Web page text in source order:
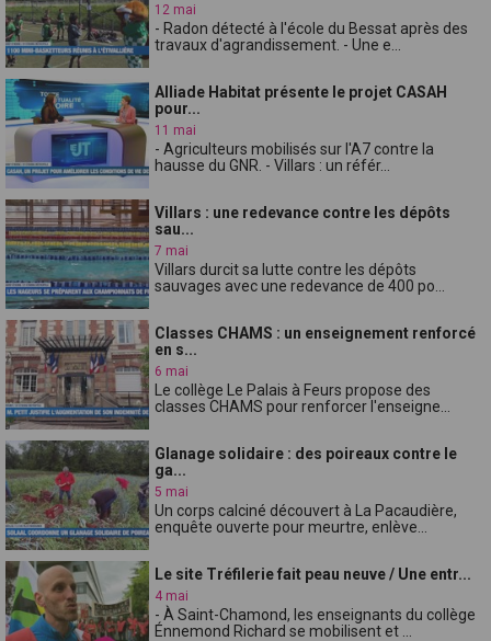
12 mai
- Radon détecté à l'école du Bessat après des
travaux d'agrandissement. - Une e...
Alliade Habitat présente le projet CASAH
pour...
11 mai
- Agriculteurs mobilisés sur l'A7 contre la
hausse du GNR. - Villars : un référ...
Villars : une redevance contre les dépôts
sau...
7 mai
Villars durcit sa lutte contre les dépôts
sauvages avec une redevance de 400 po...
Classes CHAMS : un enseignement renforcé
en s...
6 mai
Le collège Le Palais à Feurs propose des
classes CHAMS pour renforcer l'enseigne...
Glanage solidaire : des poireaux contre le
ga...
5 mai
Un corps calciné découvert à La Pacaudière,
enquête ouverte pour meurtre, enlève...
Le site Tréfilerie fait peau neuve / Une entr...
4 mai
- À Saint-Chamond, les enseignants du collège
Énnemond Richard se mobilisent et ...